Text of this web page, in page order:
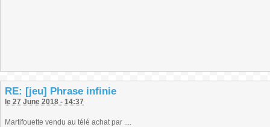
RE: [jeu] Phrase infinie
le 27 June 2018 - 14:37
Martifouette vendu au télé achat par ....